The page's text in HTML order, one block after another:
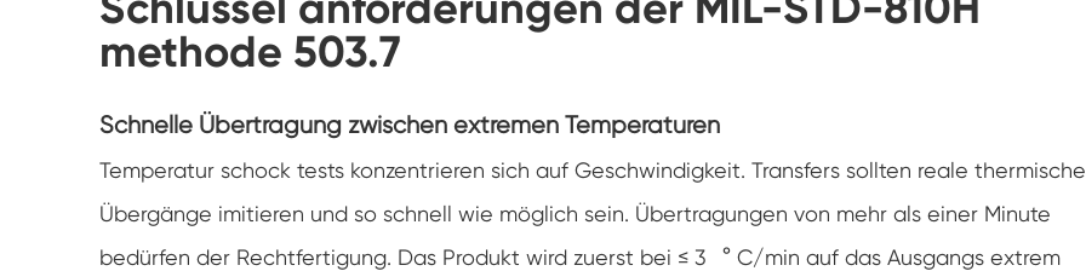
Klimaanlagen kammer mit negativer
klimatische Test kammer
Temperatur-Höhen-Kammer
Feuchte Wärme kammer
methode 503.7
Schnelle Übertragung zwischen extremen Temperaturen
Temperatur schock tests konzentrieren sich auf Geschwindigkeit. Transfers sollten reale thermische
Übergänge imitieren und so schnell wie möglich sein. Übertragungen von mehr als einer Minute
bedürfen der Rechtfertigung. Das Produkt wird zuerst bei ≤ 3 ° C/min auf das Ausgangs extrem